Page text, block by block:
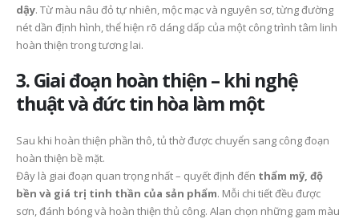
dậy. Từ màu nâu đỏ tự nhiên, mộc mạc và nguyên sơ, từng đường
nét dần định hình, thể hiện rõ dáng dấp của một công trình tâm linh
hoàn thiện trong tương lai.
3. Giai đoạn hoàn thiện – khi nghệ
thuật và đức tin hòa làm một
Sau khi hoàn thiện phần thô, tủ thờ được chuyển sang công đoạn
hoàn thiện bề mặt.
Đây là giai đoạn quan trọng nhất – quyết định đến thẩm mỹ, độ
bền và giá trị tinh thần của sản phẩm. Mỗi chi tiết đều được
sơn, đánh bóng và hoàn thiện thủ công. Alan chọn những gam màu